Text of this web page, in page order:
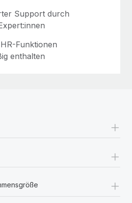
Support durch
Funktionen
enthalten
+
+
+